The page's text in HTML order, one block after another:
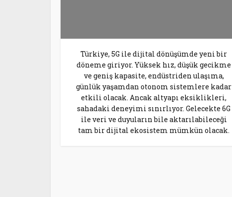
Türkiye, 5G ile dijital dönüşümde yeni bir
döneme giriyor. Yüksek hız, düşük gecikme
ve geniş kapasite, endüstriden ulaşıma,
günlük yaşamdan otonom sistemlere kadar
etkili olacak. Ancak altyapı eksiklikleri,
sahadaki deneyimi sınırlıyor. Gelecekte 6G
ile veri ve duyuların bile aktarılabileceği
tam bir dijital ekosistem mümkün olacak.